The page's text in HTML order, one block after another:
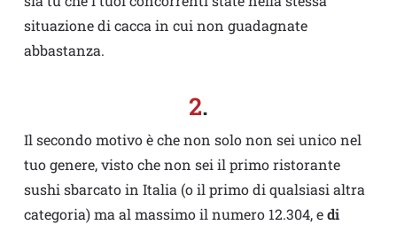
situazione di cacca in cui non guadagnate
abbastanza.
2.
Il secondo motivo è che non solo non sei unico nel
tuo genere, visto che non sei il primo ristorante
sushi sbarcato in Italia (o il primo di qualsiasi altra
categoria) ma al massimo il numero 12.304, edi